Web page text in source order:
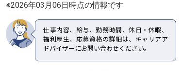
※2026年03月06日時点の情報です
仕事内容、給与、勤務時間、休日・休暇、
福利厚生、応募資格の詳細は、キャリアア
ドバイザーにお問い合わせください。